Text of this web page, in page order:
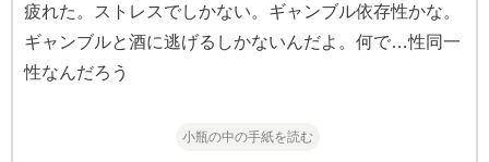
疲れた。ストレスでしかない。ギャンブル依存性かな。
ギャンブルと酒に逃げるしかないんだよ。何で…性同一
性なんだろう
小瓶の中の手紙を読む